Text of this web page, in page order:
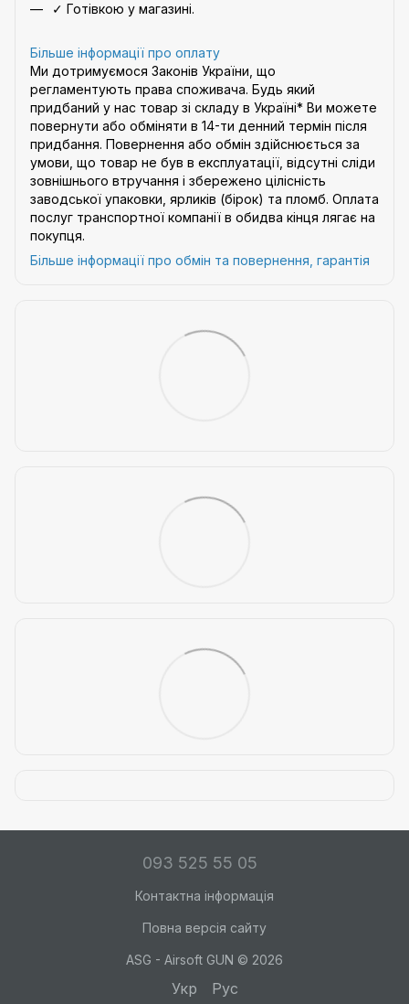
✓ Готівкою у магазині.
Більше інформації про оплату
Ми дотримуємося Законів України, що
регламентують права споживача. Будь який
придбаний у нас товар зі складу в Україні* Ви можете
повернути або обміняти в 14-ти денний термін після
придбання. Повернення або обмін здійснюється за
умови, що товар не був в експлуатації, відсутні сліди
зовнішнього втручання і збережено цілісність
заводської упаковки, ярликів (бірок) та пломб. Оплата
послуг транспортної компанії в обидва кінця лягає на
покупця.
Більше інформації про обмін та повернення, гарантія
093 525 55 05
Контактна інформація
Повна версія сайту
ASG - Airsoft GUN © 2026
Укр Рус